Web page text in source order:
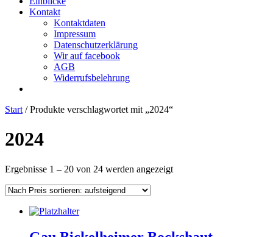
Kontakt
Kontaktdaten
Impressum
Datenschutzerklärung
Wir auf facebook
AGB
Widerrufsbelehrung
Start / Produkte verschlagwortet mit „2024“
2024
Ergebnisse 1 – 20 von 24 werden angezeigtNach